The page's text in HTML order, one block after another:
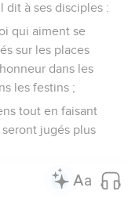
dit à ses disciples :
qui aiment se
sur les places
dans les
les festins ;
tout en faisant
jugés plus